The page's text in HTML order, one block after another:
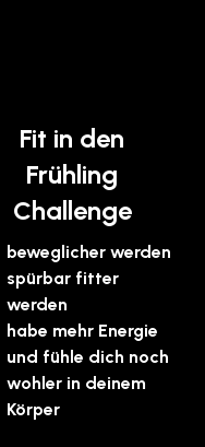
Fit in den
Frühling
Challenge
beweglicher werden
spürbar fitter
werden
habe mehr Energie
und fühle dich noch
wohler in deinem
Körper